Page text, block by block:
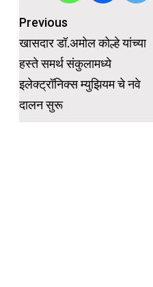
Post
navigation
Previous
खासदार डॉ.अमोल कोल्हे यांच्या
हस्ते समर्थ संकुलामध्ये
इलेक्ट्रॉनिक्स म्युझियम चे नवे
दालन सुरू